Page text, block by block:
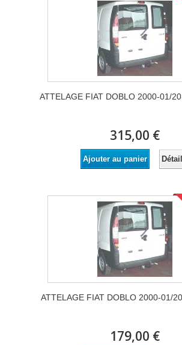
ATTELAGE FIAT DOBLO 2000-01/
315,00 €
Ajouter au panier
ATTELAGE FIAT DOBLO 2000-01/
179,00 €